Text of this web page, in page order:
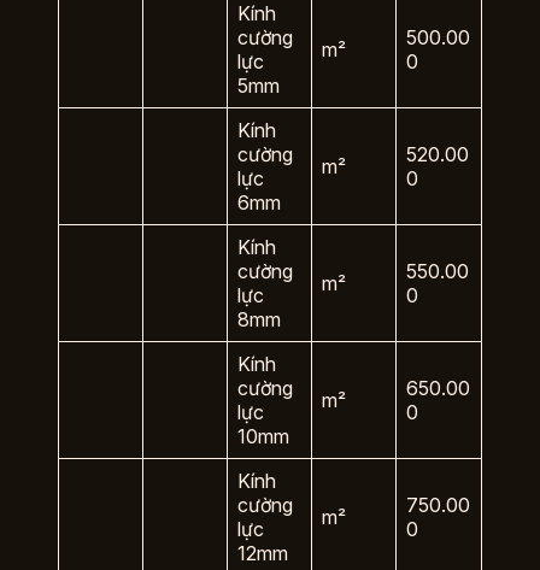
Kính
cường
lực
5mm
m²
500.00
0
Kính
cường
lực
6mm
m²
520.00
0
Kính
cường
lực
8mm
m²
550.00
0
Kính
cường
lực
10mm
m²
650.00
0
Kính
cường
lực
12mm
m²
750.00
0